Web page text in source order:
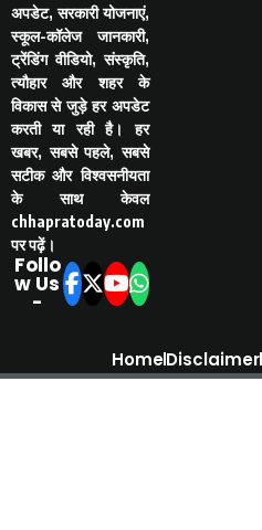
अपडेट, सरकारी योजनाएं,
स्कूल-कॉलेज जानकारी,
ट्रेंडिंग वीडियो, संस्कृति,
त्यौहार और शहर के
विकास से जुड़े हर अपडेट
करती या रही है। हर
खबर, सबसे पहले, सबसे
सटीक और विश्वसनीयता
के साथ केवल
chhapratoday.com
पर पढ़ें।
Follo
w Us
-
HomeDisclaimer